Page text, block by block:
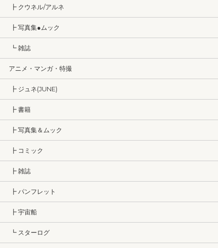
┣ クウネル/アルネ
┣ 写真集●ムック
┗ 雑誌
アニメ・マンガ・特撮
┣ ジュネ(JUNE)
┣ 書籍
┣ 写真集＆ムック
┣ コミック
┣ 雑誌
┣ パンフレット
┣ 宇宙船
┗ スターログ